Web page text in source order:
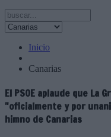
Inicio
Canarias
El PSOE aplaude que La
"oficialmente y por
himno de Canarias